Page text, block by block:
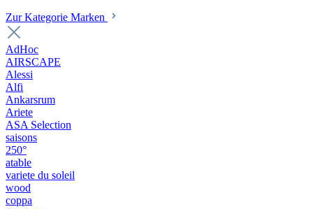
Zur Kategorie Marken
AdHoc
AIRSCAPE
Alessi
Alfi
Ankarsrum
Ariete
ASA Selection
saisons
250°
atable
variete du soleil
wood
coppa